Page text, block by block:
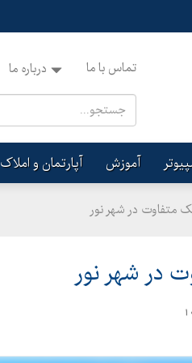
تماس با ما درباره ما
آموزش آپارتمان و املاک
متفاوت در شهر نور
در شهر نور